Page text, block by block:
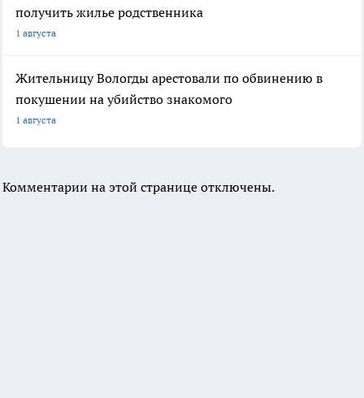
получить жилье родственника
1 августа
Жительницу Вологды арестовали по обвинению в
покушении на убийство знакомого
1 августа
Комментарии на этой странице отключены.